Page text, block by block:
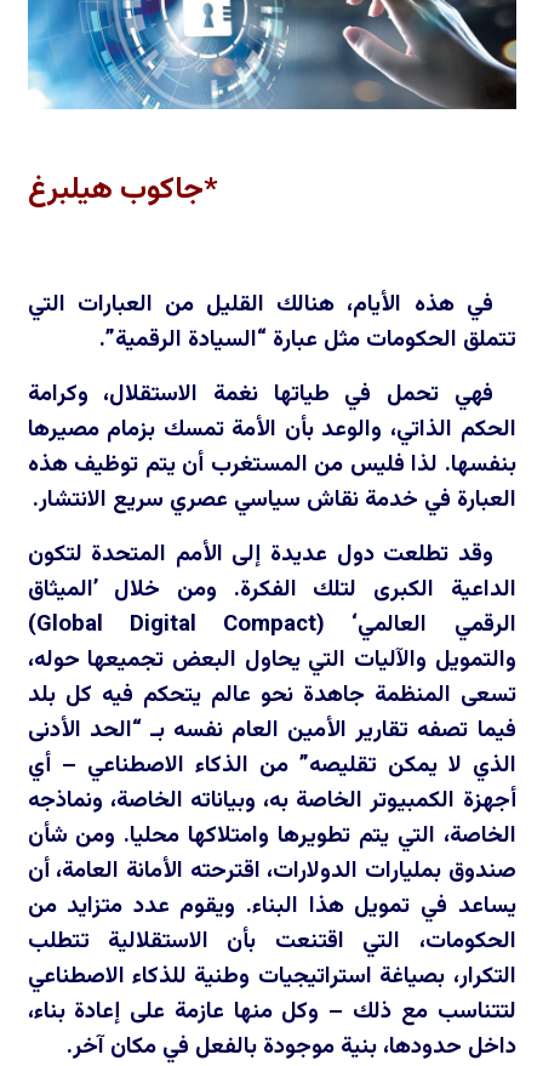
*جاكوب هيلبرغ
في هذه الأيام، هنالك القليل من العبارات التي
تتملق الحكومات مثل عبارة “السيادة الرقمية”.
فهي تحمل في طياتها نغمة الاستقلال، وكرامة
الحكم الذاتي، والوعد بأن الأمة تمسك بزمام مصيرها
بنفسها. لذا فليس من المستغرب أن يتم توظيف هذه
العبارة في خدمة نقاش سياسي عصري سريع الانتشار.
وقد تطلعت دول عديدة إلى الأمم المتحدة لتكون
الداعية الكبرى لتلك الفكرة. ومن خلال ’الميثاق
الرقمي العالمي‘ (Global Digital Compact
)
والتمويل والآليات التي يحاول البعض تجميعها حوله،
تسعى المنظمة جاهدة نحو عالم يتحكم فيه كل بلد
فيما تصفه تقارير الأمين العام نفسه بـ “الحد الأدنى
الذي لا يمكن تقليصه” من الذكاء الاصطناعي – أي
أجهزة الكمبيوتر الخاصة به، وبياناته الخاصة، ونماذجه
الخاصة، التي يتم تطويرها وامتلاكها محليا. ومن شأن
صندوق بمليارات الدولارات، اقترحته الأمانة العامة، أن
يساعد في تمويل هذا البناء. ويقوم عدد متزايد من
الحكومات، التي اقتنعت بأن الاستقلالية تتطلب
التكرار، بصياغة استراتيجيات وطنية للذكاء الاصطناعي
لتتناسب مع ذلك – وكل منها عازمة على إعادة بناء،
داخل حدودها، بنية موجودة بالفعل في مكان آخر.